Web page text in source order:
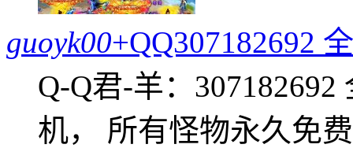
guoyk00+QQ307182692
Q-Q君-羊：
机， 所有怪物永久免